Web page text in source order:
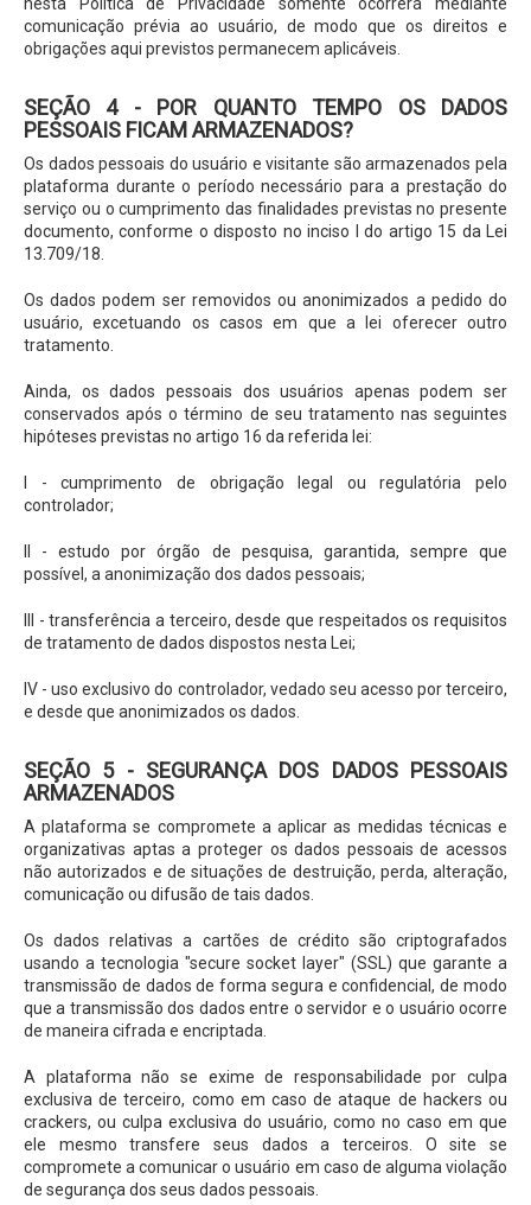
comunicação prévia ao usuário, de modo que os direitos e
obrigações aqui previstos permanecem aplicáveis.
SEÇÃO 4 - POR QUANTO TEMPO OS DADOS
PESSOAIS FICAM ARMAZENADOS?
Os dados pessoais do usuário e visitante são armazenados pela
plataforma durante o período necessário para a prestação do
serviço ou o cumprimento das finalidades previstas no presente
documento, conforme o disposto no inciso I do artigo 15 da Lei
13.709/18.
Os dados podem ser removidos ou anonimizados a pedido do
usuário, excetuando os casos em que a lei oferecer outro
tratamento.
Ainda, os dados pessoais dos usuários apenas podem ser
conservados após o término de seu tratamento nas seguintes
hipóteses previstas no artigo 16 da referida lei:
I - cumprimento de obrigação legal ou regulatória pelo
controlador;
II - estudo por órgão de pesquisa, garantida, sempre que
possível, a anonimização dos dados pessoais;
III - transferência a terceiro, desde que respeitados os requisitos
de tratamento de dados dispostos nesta Lei;
IV - uso exclusivo do controlador, vedado seu acesso por terceiro,
e desde que anonimizados os dados.
SEÇÃO 5 - SEGURANÇA DOS DADOS PESSOAIS
ARMAZENADOS
A plataforma se compromete a aplicar as medidas técnicas e
organizativas aptas a proteger os dados pessoais de acessos
não autorizados e de situações de destruição, perda, alteração,
comunicação ou difusão de tais dados.
Os dados relativas a cartões de crédito são criptografados
usando a tecnologia "secure socket layer" (SSL) que garante a
transmissão de dados de forma segura e confidencial, de modo
que a transmissão dos dados entre o servidor e o usuário ocorre
de maneira cifrada e encriptada.
A plataforma não se exime de responsabilidade por culpa
exclusiva de terceiro, como em caso de ataque de hackers ou
crackers, ou culpa exclusiva do usuário, como no caso em que
ele mesmo transfere seus dados a terceiros. O site se
compromete a comunicar o usuário em caso de alguma violação
de segurança dos seus dados pessoais.